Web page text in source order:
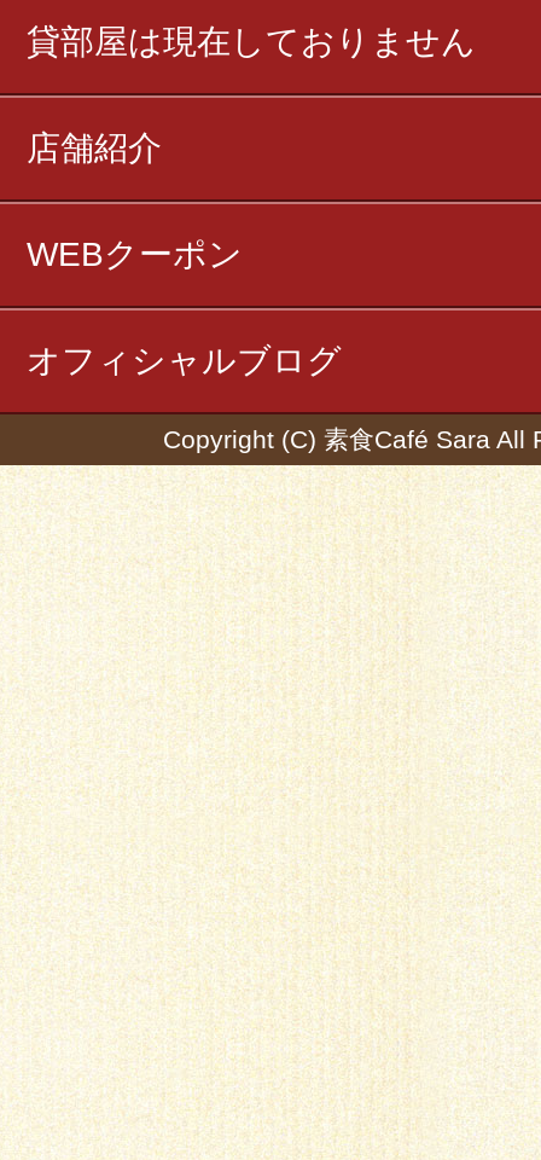
貸部屋は現在しておりません
店舗紹介
WEBクーポン
オフィシャルブログ
Copyright (C) 素食Café Sara All